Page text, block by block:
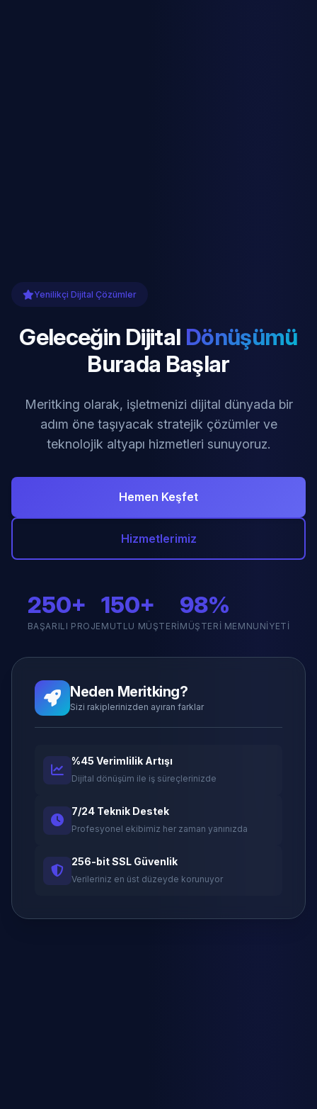
Yenilikçi Dijital Çözümler
Geleceğin Dijital Dönüşümü
Burada Başlar
Meritking olarak, işletmenizi dijital dünyada bir
adım öne taşıyacak stratejik çözümler ve
teknolojik altyapı hizmetleri sunuyoruz.
Hemen Keşfet
Hizmetlerimiz
250+
BAŞARILI PROJE
150+
MUTLU MÜŞTERI
98%
MÜŞTERI MEMNUNIYETI
Neden Meritking?
Sizi rakiplerinizden ayıran farklar
%45 Verimlilik Artışı
Dijital dönüşüm ile iş süreçlerinizde
7/24 Teknik Destek
Profesyonel ekibimiz her zaman yanınızda
256-bit SSL Güvenlik
Verileriniz en üst düzeyde korunuyor